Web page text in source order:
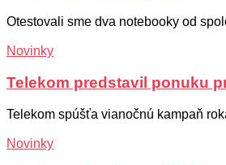
Otestovali sme dva notebooky od
Novinky
Telekom predstavil ponuku
Telekom spúšťa vianočnú kampaň
Novinky